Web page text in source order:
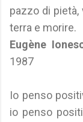
pazzo di
terra e morire.
Eugène
1987
Io penso
io penso